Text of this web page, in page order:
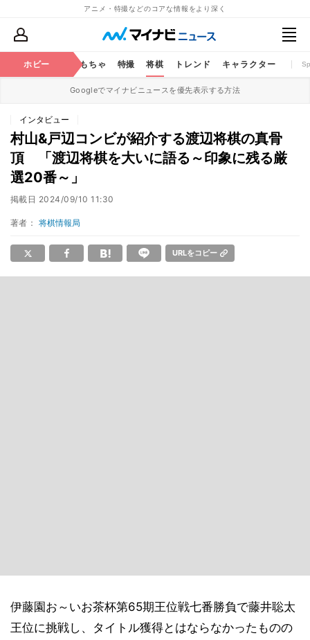
アニメ・特撮などのコアな情報をより深く
ホビー
コミック おもちゃ 特撮 将棋 トレンド キャラクター
Googleでマイナビニュースを優先表示する方法
インタビュー
村山&戸辺コンビが紹介する渡辺将棋の真骨
頂 「渡辺将棋を大いに語る～印象に残る厳
選20番～」
掲載日 2024/09/10 11:30
著者： 将棋情報局
URLをコピー
伊藤園お～いお茶杯第65期王位戦七番勝負で藤井聡太
王位に挑戦し、タイトル獲得とはならなかったものの